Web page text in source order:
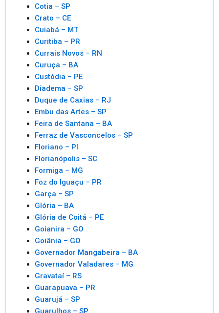
Cotia – SP
Crato – CE
Cuiabá – MT
Curitiba – PR
Currais Novos – RN
Curuça – BA
Custódia – PE
Diadema – SP
Duque de Caxias – RJ
Embu das Artes – SP
Feira de Santana – BA
Ferraz de Vasconcelos – SP
Floriano – PI
Florianópolis – SC
Formiga – MG
Foz do Iguaçu – PR
Garça – SP
Glória – BA
Glória de Coitá – PE
Goianira – GO
Goiânia – GO
Governador Mangabeira – BA
Governador Valadares – MG
Gravataí – RS
Guarapuava – PR
Guarujá – SP
Guarulhos – SP